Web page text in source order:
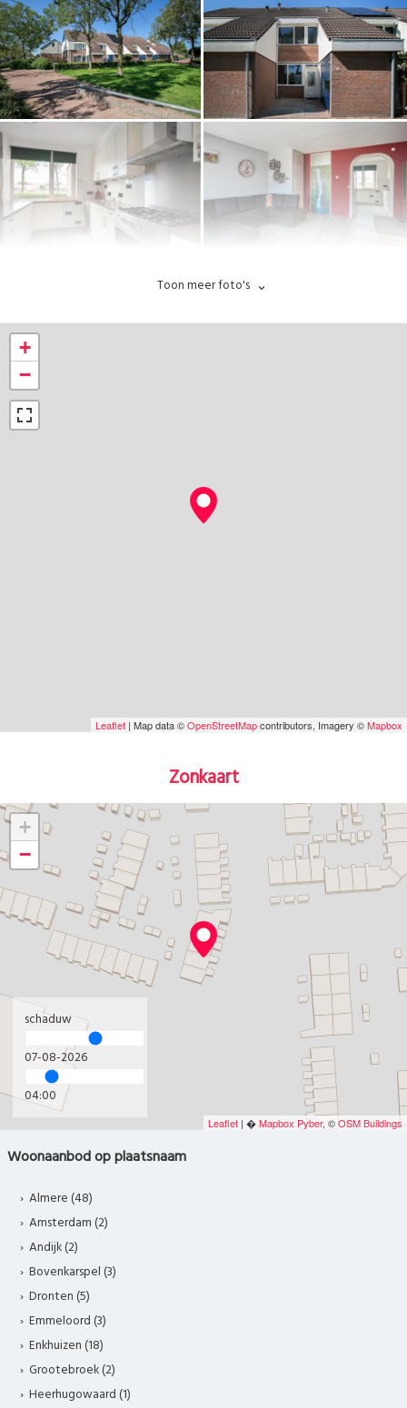
Toon meer foto's
+
−
Leaflet | Map data ©OpenStreetMapcontributors, Imagery ©Mapbox
Zonkaart
+
−
Leaflet | �Mapbox Pyber, ©OSM Buildings
schaduw
07-08-2026
04:00
Woonaanbod op plaatsnaam
Almere (48)
Amsterdam (2)
Andijk (2)
Bovenkarspel (3)
Dronten (5)
Emmeloord (3)
Enkhuizen (18)
Grootebroek (2)
Heerhugowaard (1)